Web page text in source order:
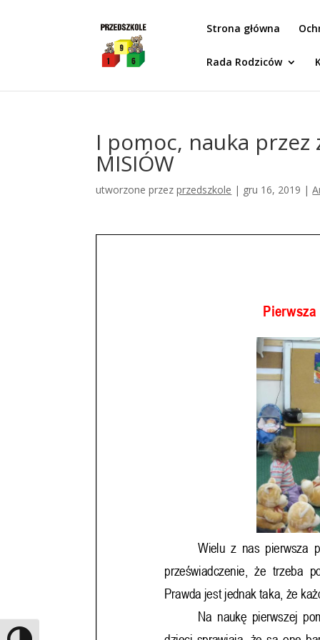
Strona główna
Rada Rodziców
I pomoc, nauka przez
MISIÓW
utworzone przezprzedszkole | gru 16, 2019 |